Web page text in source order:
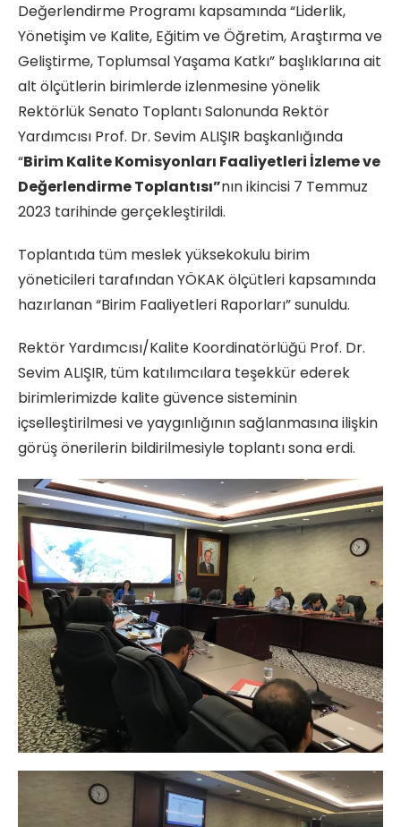
Değerlendirme Programı kapsamında “Liderlik,
Yönetişim ve Kalite, Eğitim ve Öğretim, Araştırma ve
Geliştirme, Toplumsal Yaşama Katkı” başlıklarına ait
alt ölçütlerin birimlerde izlenmesine yönelik
Rektörlük Senato Toplantı Salonunda Rektör
Yardımcısı Prof. Dr. Sevim ALIŞIR başkanlığında
“Birim Kalite Komisyonları Faaliyetleri İzleme ve
Değerlendirme Toplantısı”nın ikincisi 7 Temmuz
2023 tarihinde gerçekleştirildi.
Toplantıda tüm meslek yüksekokulu birim
yöneticileri tarafından YÖKAK ölçütleri kapsamında
hazırlanan “Birim Faaliyetleri Raporları” sunuldu.
Rektör Yardımcısı/Kalite Koordinatörlüğü Prof. Dr.
Sevim ALIŞIR, tüm katılımcılara teşekkür ederek
birimlerimizde kalite güvence sisteminin
içselleştirilmesi ve yaygınlığının sağlanmasına ilişkin
görüş önerilerin bildirilmesiyle toplantı sona erdi.